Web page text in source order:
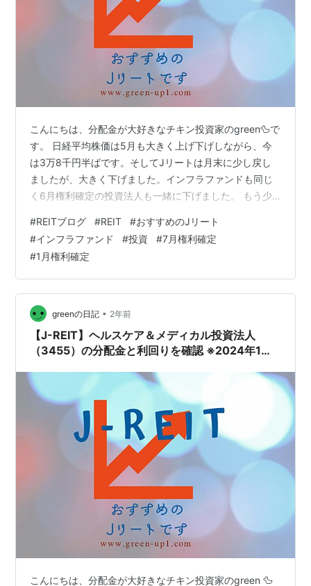
こんにちは、分配金が大好きなチキン投資家のgreen🦆で
す。 日経平均株価は5月も大きく上げ下げしながら、今
は3万8千円半ばです。そしてJリートは月末に少し戻し
ましたが、大きく下げました。インフラファンドも同じ
く6月権利確定の投資法人も一緒に下げました。 もう少
38,487.90円とほぼ1ヶ月前（5月2日）の日経平均株価
38,236.07円と比較すると251.83円上げています😲。 日
経平均株価の動きとしては、5月は3万8千円からはじま
り上げ下げしながら5月23日には3万9千円を超えた、そ
の後は下げ上げが続き3万8千円半ばとなった。 ちな…
#REITブログ #REIT #おすすめのJリート
#インフラファンド #投資 #7月権利確定
#1月権利確定
greenの日記 • 2年前
【J-REIT】ヘルスケア＆メディカル投資法人
（3455）の分配金と利回りを確認 ※2024年1月
こんにちは、分配金が大好きなチキン投資家のgreen 🦆